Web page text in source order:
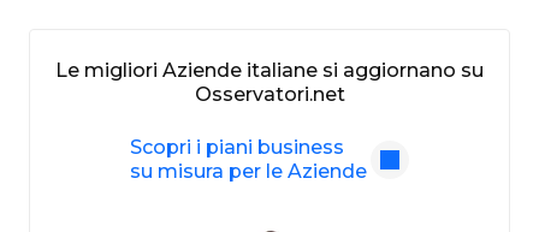
Le migliori Aziende italiane si aggiornano su
Osservatori.net
Scopri i piani business
su misura per le Aziende